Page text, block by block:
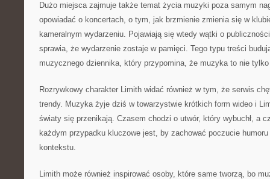
Dużo miejsca zajmuje także temat życia muzyki poza samym
opowiadać o koncertach, o tym, jak brzmienie zmienia się w
kameralnym wydarzeniu. Pojawiają się wtedy wątki o
sprawia, że wydarzenie zostaje w pamięci. Tego typu treści
muzycznego dziennika, który przypomina, że muzyka to nie
Rozrywkowy charakter Limith widać również w tym, że serwis
trendy. Muzyka żyje dziś w towarzystwie krótkich form wideo i
światy się przenikają. Czasem chodzi o utwór, który wybuchł, a
każdym przypadku kluczowe jest, by zachować poczucie
kontekstu.
Limith może również inspirować osoby, które same tworzą, bo